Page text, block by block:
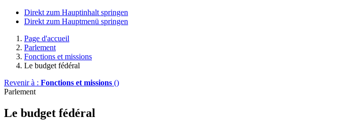
Direkt zum Hauptinhalt springen
Direkt zum Hauptmenü springen
Page d'accueil
Parlement
Fonctions et missions
Le budget fédéral
Revenir à : Fonctions et missions ()
Parlement
Le budget fédéral